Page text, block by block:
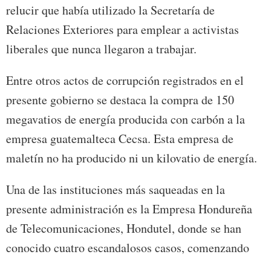
relucir que había utilizado la Secretaría de
Relaciones Exteriores para emplear a activistas
liberales que nunca llegaron a trabajar.
Entre otros actos de corrupción registrados en el
presente gobierno se destaca la compra de 150
megavatios de energía producida con carbón a la
empresa guatemalteca Cecsa. Esta empresa de
maletín no ha producido ni un kilovatio de energía.
Una de las instituciones más saqueadas en la
presente administración es la Empresa Hondureña
de Telecomunicaciones, Hondutel, donde se han
conocido cuatro escandalosos casos, comenzando